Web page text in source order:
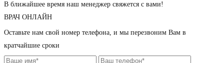
В ближайшее время наш менеджер свяжется с вами!
ВРАЧ ОНЛАЙН
Оставьте нам свой номер телефона, и мы перезвоним Вам в
кратчайшие сроки